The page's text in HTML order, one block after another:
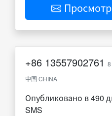
+86 13557902761
中国 CHINA
Опубликовано в 490
SMS